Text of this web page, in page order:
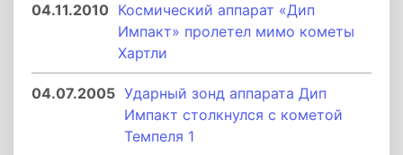
04.11.2010 Космический аппарат «Дип
Импакт» пролетел мимо кометы
Хартли
04.07.2005 Ударный зонд аппарата Дип
Импакт столкнулся с кометой
Темпеля 1